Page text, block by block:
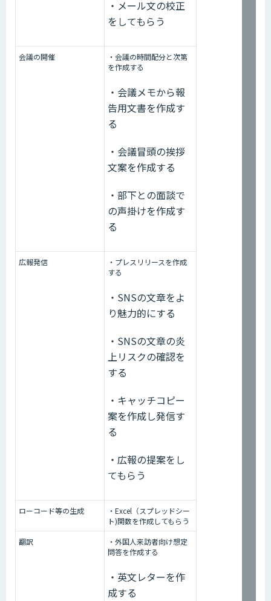
・メール文の校正
をしてもらう
会議の開催
・会議の時間配分と次第
を作成する
・会議メモから報
告用文書を作成す
る
・会議冒頭の挨拶
文案を作成する
・部下との面談で
の声掛けを作成す
る
広報発信
・プレスリリースを作成
する
・SNSの文章をよ
り魅力的にする
・SNSの文章の炎
上リスクの確認を
する
・キャッチコピー
案を作成し発信す
る
・広報の提案をし
てもらう
ローコード等の生成
・Excel（スプレッドシー
ト)関数を作成してもらう
翻訳
・外国人来訪者向け想定
問答を作成する
・英文レターを作
成する